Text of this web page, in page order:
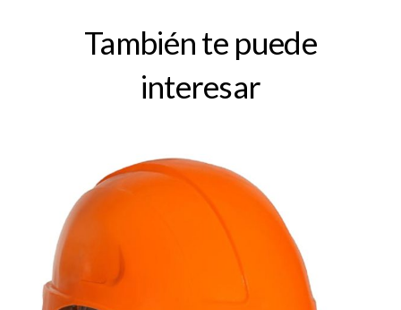
También te puede
interesar